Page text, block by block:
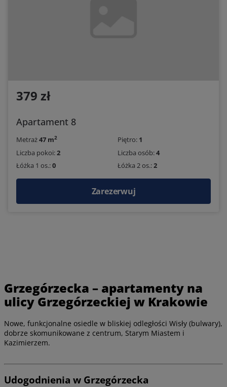
379 zł
Apartament 8
Metraż47 m2 Piętro: 1
Liczba pokoi:2 Liczba osób:4
Łóżka 1 os.:0 Łóżka 2 os.:2
Zarezerwuj
Grzegórzecka – apartamenty na
ulicy Grzegórzeckiej w Krakowie
Nowe, funkcjonalne osiedle w bliskiej odległości Wisły (bulwary),
dobrze skomunikowane z centrum, Starym Miastem i
Kazimierzem.
Udogodnienia w Grzegórzecka